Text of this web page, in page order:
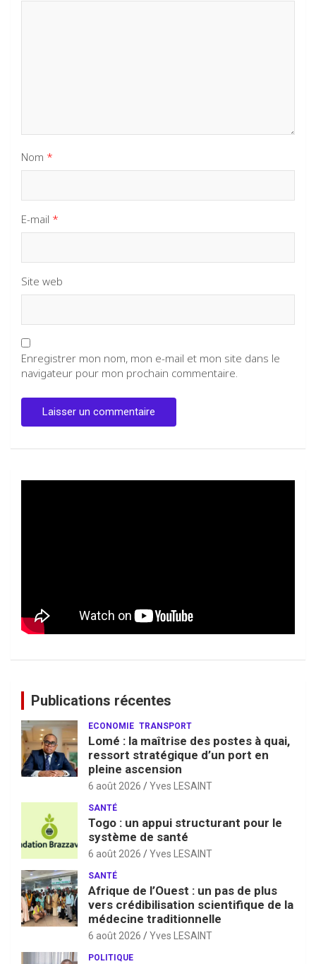
Nom *
E-mail *
Site web
Enregistrer mon nom, mon e-mail et mon site dans le
navigateur pour mon prochain commentaire.
Publications récentes
ECONOMIE TRANSPORT
Lomé : la maîtrise des postes à quai,
ressort stratégique d’un port en
pleine ascension
6 août 2026 Yves LESAINT
SANTÉ
Togo : un appui structurant pour le
système de santé
6 août 2026 Yves LESAINT
SANTÉ
Afrique de l’Ouest : un pas de plus
vers crédibilisation scientifique de la
médecine traditionnelle
6 août 2026 Yves LESAINT
POLITIQUE